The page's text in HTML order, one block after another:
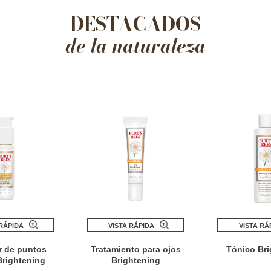
DESTACADOS
de la naturaleza
de puntos
VISTA RÁPIDA
Tratamiento para ojos
Brightening
VISTA
Tónico